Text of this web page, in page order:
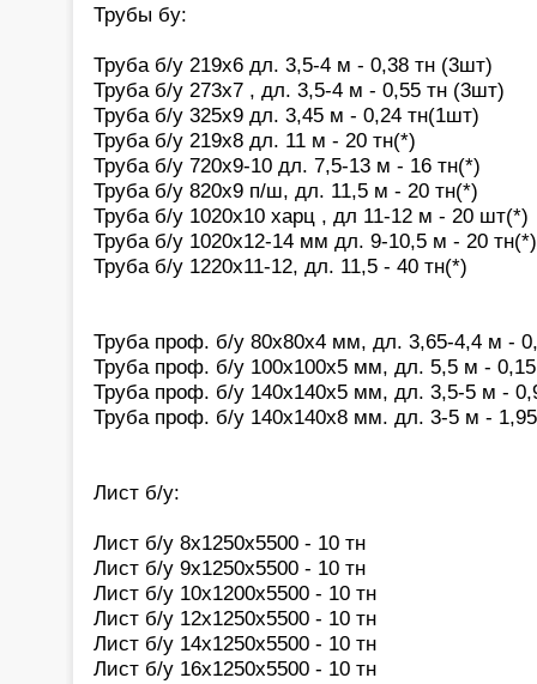
Трубы бу:
Труба б/у 219х6 дл. 3,5-4 м - 0,38 тн (3шт)
Труба б/у 273х7 , дл. 3,5-4 м - 0,55 тн (3шт)
Труба б/у 325х9 дл. 3,45 м - 0,24 тн(1шт)
Труба б/у 219х8 дл. 11 м - 20 тн(*)
Труба б/у 720х9-10 дл. 7,5-13 м - 16 тн(*)
Труба б/у 820х9 п/ш, дл. 11,5 м - 20 тн(*)
Труба б/у 1020х10 харц , дл 11-12 м - 20 шт(*)
Труба б/у 1020х12-14 мм дл. 9-10,5 м - 20 тн(*)
Труба б/у 1220х11-12, дл. 11,5 - 40 тн(*)
Труба проф. б/у 80х80х4 мм, дл. 3,65-4,4 м -
Труба проф. б/у 100х100х5 мм, дл. 5,5 м -
Труба проф. б/у 140х140х5 мм, дл. 3,5-5 м -
Труба проф. б/у 140х140х8 мм. дл. 3-5 м -
Лист б/у:
Лист б/у 8х1250х5500 - 10 тн
Лист б/у 9х1250х5500 - 10 тн
Лист б/у 10х1200х5500 - 10 тн
Лист б/у 12х1250х5500 - 10 тн
Лист б/у 14х1250х5500 - 10 тн
Лист б/у 16х1250х5500 - 10 тн